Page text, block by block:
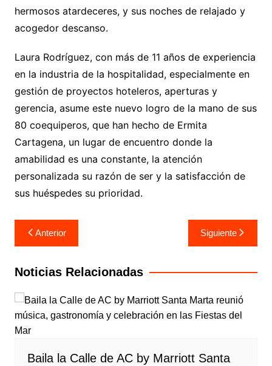
hermosos atardeceres, y sus noches de relajado y
acogedor descanso.
Laura Rodríguez, con más de 11 años de experiencia
en la industria de la hospitalidad, especialmente en
gestión de proyectos hoteleros, aperturas y
gerencia, asume este nuevo logro de la mano de sus
80 coequiperos, que han hecho de Ermita
Cartagena, un lugar de encuentro donde la
amabilidad es una constante, la atención
personalizada su razón de ser y la satisfacción de
sus huéspedes su prioridad.
Navegación
de
entradas
Anterior Siguiente
Noticias Relacionadas
Baila la Calle de AC by Marriott Santa